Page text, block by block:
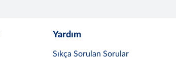
Yardım
Sıkça Sorulan Sorular